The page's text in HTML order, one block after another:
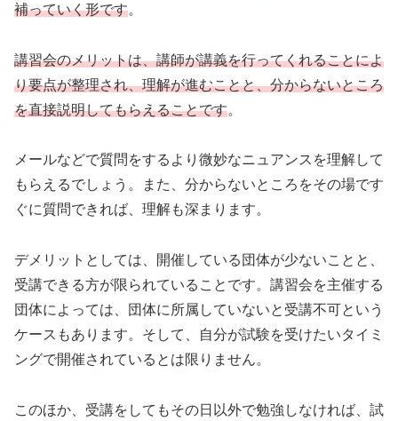
補っていく形です。
講習会のメリットは、講師が講義を行ってくれることによ
り要点が整理され、理解が進むことと、分からないところ
を直接説明してもらえることです。
メールなどで質問をするより微妙なニュアンスを理解して
もらえるでしょう。また、分からないところをその場です
ぐに質問できれば、理解も深まります。
デメリットとしては、開催している団体が少ないことと、
受講できる方が限られていることです。講習会を主催する
団体によっては、団体に所属していないと受講不可という
ケースもあります。そして、自分が試験を受けたいタイミ
ングで開催されているとは限りません。
このほか、受講をしてもその日以外で勉強しなければ、試